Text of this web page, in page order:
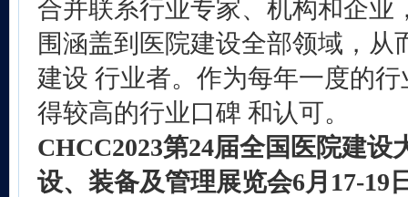
合并联系行业专家、机构和企业
围涵盖到医院建设全部领域，从
建设 行业者。作为每年一度的
得较高的行业口碑 和认可。
CHCC2023第24届全国医院建设
设、装备及管理展览会6月 17-19